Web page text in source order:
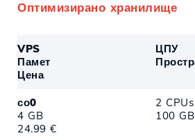
Оптимизирано хранилище
VPS
ЦПУ
Памет
Цена
со0
2 CPUs
4 GB
100 GB
24.99 €